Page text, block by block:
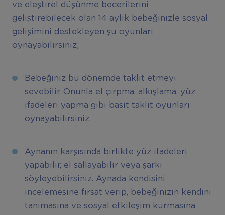
ve eleştirel düşünme becerilerini
geliştirebilecek olan 14 aylık bebeğinizle sosyal
gelişimini destekleyen şu oyunları
oynayabilirsiniz;
Bebeğiniz bu dönemde taklit etmeyi
sevebilir. Onunla el çırpma, alkışlama, yüz
ifadeleri yapma gibi basit taklit oyunları
oynayabilirsiniz.
Aynanın karşısında birlikte yüz ifadeleri
yapabilir, el sallayabilir veya şarkı
söyleyebilirsiniz. Aynada kendisini
incelemesine fırsat verip, bebeğinizin kendini
tanımasına ve sosyal etkileşim kurmasına